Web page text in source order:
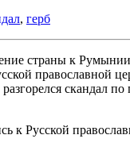
, герб
страны к
православной
скандал
к Русской